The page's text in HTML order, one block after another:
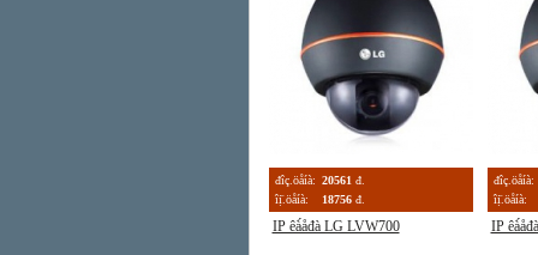
đîç.öåíà: 20561 đ.
îị̈.öåíà:
18756 đ.
IP êà́åđà LG LVW700
đîç.öåíà:
îị̈.öåíà:
IP